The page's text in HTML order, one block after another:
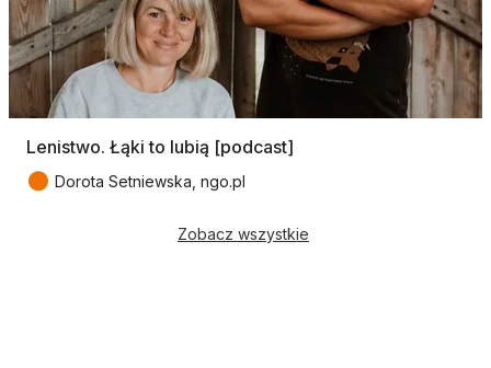
Lenistwo. Łąki to lubią [podcast]
● Dorota Setniewska, ngo.pl
Zobacz wszystkie